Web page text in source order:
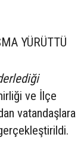
YÜRÜTTÜ
ve İlçe
vatandaşlara